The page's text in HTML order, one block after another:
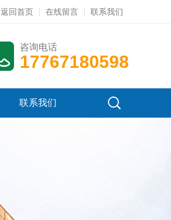
返回首页 在线留言 联系我们
咨询电话
17767180598
联系我们